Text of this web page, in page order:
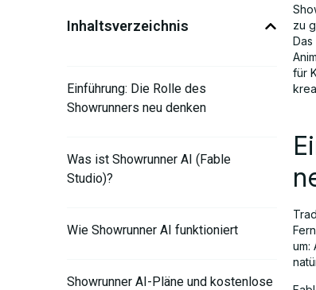
Inhaltsverzeichnis
Einführung: Die Rolle des
Showrunners neu denken
Was ist Showrunner AI (Fable
Studio)?
Wie Showrunner AI funktioniert
Showrunner AI-Pläne und kostenlose
zu
für
um: